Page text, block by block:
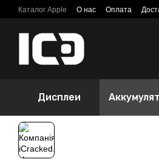
Перейти к основному контенту
Каталог Apple О нас Оплата
Дисплеи